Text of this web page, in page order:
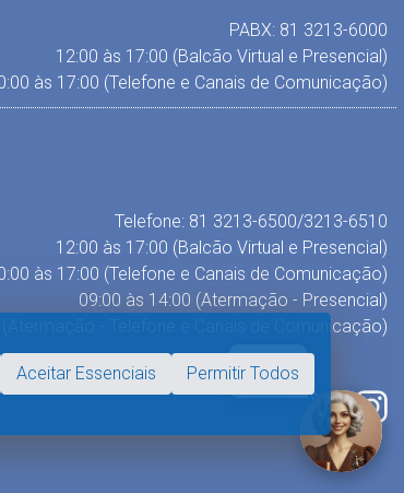
PABX: 81 3213-6000
12:00 às 17:00 (Balcão Virtual e Presencial)
às 17:00 (Telefone e Canais de Comunicação)
Telefone: 81 3213-6500/3213-6510
12:00 às 17:00 (Balcão Virtual e Presencial)
às 17:00 (Telefone e Canais de Comunicação)
09:00 às 14:00 (Atermação - Presencial)
(Atermação - Telefone e Canais de Comunicação)
Aceitar Essenciais Permitir Todos
Fale com
Nísia!